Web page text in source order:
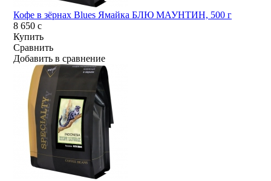
Кофе в зёрнах Blues Ямайка БЛЮ МАУНТИН, 500 г
8 650c
Купить
Сравнить
Добавить в сравнение